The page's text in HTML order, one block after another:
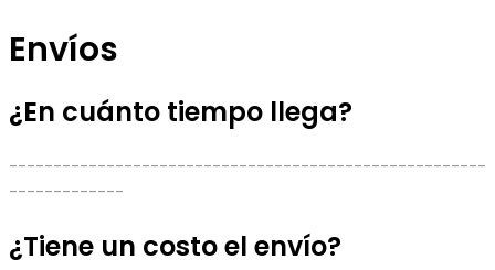
Envíos
¿En cuánto tiempo llega?
------------------------------------------------------
-------------
¿Tiene un costo el envío?